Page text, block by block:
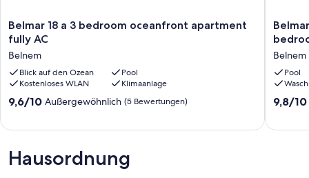
Belmar
18
3
bedroom
oceanfront
apartment
fully
Belmar 18 a 3 bedroom oceanfront apartment
fully AC
Belnem
Blick auf den Ozean
Pool
Kostenloses WLAN
Klimaanlage
9.6
(5
Bewertungen)
9,6/10 Außergewöhnlich (5 Bewertungen)
Belmar
22
,
3
Belnem
Pool
9.8
9,8/10
Hausordnung